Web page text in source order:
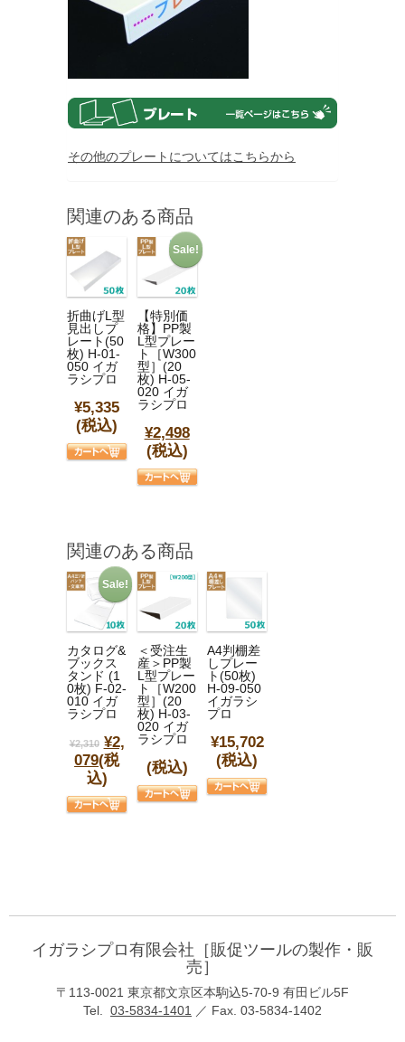
その他のプレートについてはこちらから
関連のある商品
折曲げL型
見出しプ
レート(50
枚) H-01-
050 イガ
ラシプロ
¥5,335
(税込)
Sale!
【特別価
格】PP製
L型プレー
ト［W300
型］(20
枚) H-05-
020 イガ
ラシプロ
¥2,498
(税込)
関連のある商品
Sale!
カタログ&
ブックス
タンド (1
0枚) F-02-
010 イガ
ラシプロ
¥2,310 ¥2,
079(税
込)
＜受注生
産＞PP製
L型プレー
ト［W200
型］(20
枚) H-03-
020 イガ
ラシプロ
(税込)
A4判棚差
しプレー
ト(50枚)
H-09-050
イガラシ
プロ
¥15,702
(税込)
イガラシプロ有限会社［販促ツールの製作・販
売］
〒113-0021 東京都文京区本駒込5-70-9 有田ビル5F
Tel. 03-5834-1401 ／ Fax. 03-5834-1402